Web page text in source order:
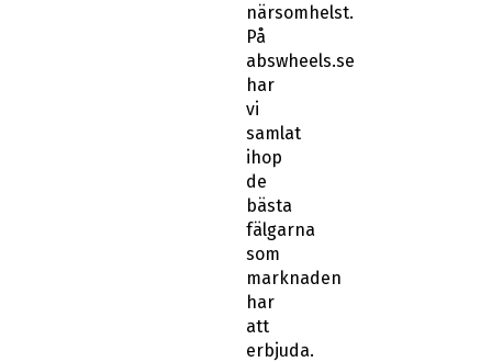
närsomhelst.
På
abswheels.se
har
vi
samlat
ihop
de
bästa
fälgarna
som
marknaden
har
att
erbjuda.